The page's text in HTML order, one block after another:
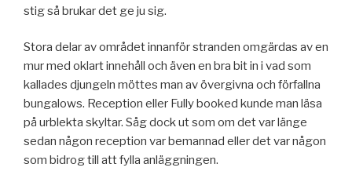
stig så brukar det ge ju sig.
Stora delar av området innanför stranden omgärdas av en
mur med oklart innehåll och även en bra bit in i vad som
kallades djungeln möttes man av övergivna och förfallna
bungalows. Reception eller Fully booked kunde man läsa
på urblekta skyltar. Såg dock ut som om det var länge
sedan någon reception var bemannad eller det var någon
som bidrog till att fylla anläggningen.